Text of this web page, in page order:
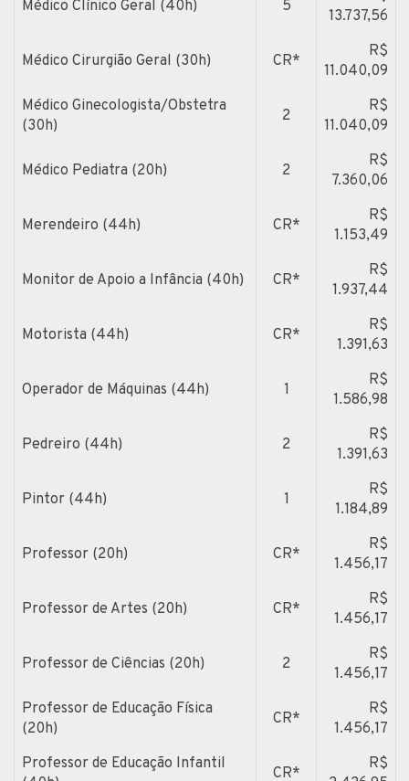
Médico Clínico Geral (40h) 5
13.737,56
Médico Cirurgião Geral (30h) CR*
R$
11.040,09
Médico Ginecologista/Obstetra
(30h)
2
R$
11.040,09
Médico Pediatra (20h) 2
R$
7.360,06
Merendeiro (44h) CR*
R$
1.153,49
Monitor de Apoio a Infância (40h) CR*
R$
1.937,44
Motorista (44h) CR*
R$
1.391,63
Operador de Máquinas (44h) 1
R$
1.586,98
Pedreiro (44h) 2
R$
1.391,63
Pintor (44h) 1
R$
1.184,89
Professor (20h) CR*
R$
1.456,17
Professor de Artes (20h) CR*
R$
1.456,17
Professor de Ciências (20h) 2
R$
1.456,17
Professor de Educação Física
(20h)
CR*
R$
1.456,17
Professor de Educação Infantil
CR*
R$